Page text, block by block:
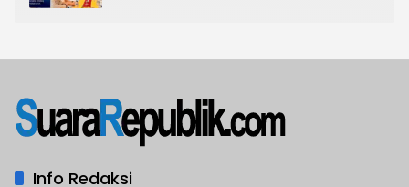
Info Redaksi